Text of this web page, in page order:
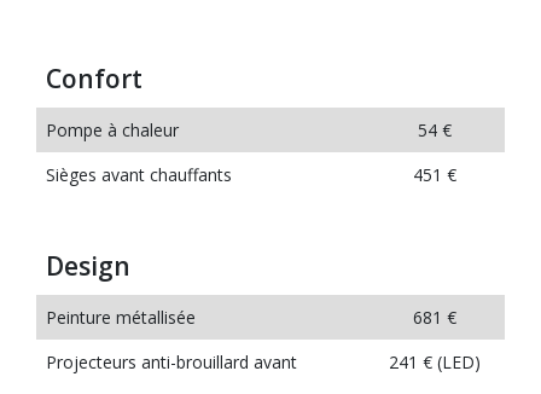
Confort
Pompe à chaleur
54 €
Sièges avant chauffants
451 €
Design
Peinture métallisée
681 €
Projecteurs anti-brouillard avant
241 € (LED)